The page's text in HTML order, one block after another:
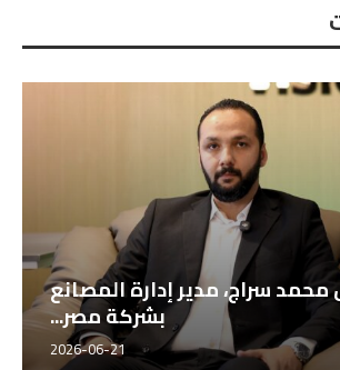
سراج، مدير إدارة المصانع
بشركة مصر...
2026-06-21